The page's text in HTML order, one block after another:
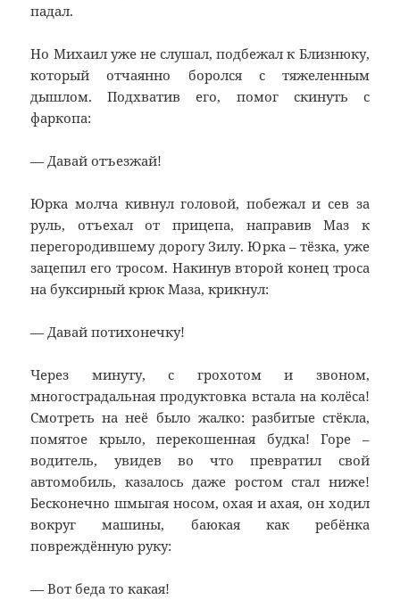
падал.
Но Михаил уже не слушал, подбежал к Близнюку,
который отчаянно боролся с тяжеленным
дышлом. Подхватив его, помог скинуть с
фаркопа:
— Давай отъезжай!
Юрка молча кивнул головой, побежал и сев за
руль, отъехал от прицепа, направив Маз к
перегородившему дорогу Зилу. Юрка – тёзка, уже
зацепил его тросом. Накинув второй конец троса
на буксирный крюк Маза, крикнул:
— Давай потихонечку!
Через минуту, с грохотом и звоном,
многострадальная продуктовка встала на колёса!
Смотреть на неё было жалко: разбитые стёкла,
помятое крыло, перекошенная будка! Горе –
водитель, увидев во что превратил свой
автомобиль, казалось даже ростом стал ниже!
Бесконечно шмыгая носом, охая и ахая, он ходил
вокруг машины, баюкая как ребёнка
повреждённую руку:
— Вот беда то какая!